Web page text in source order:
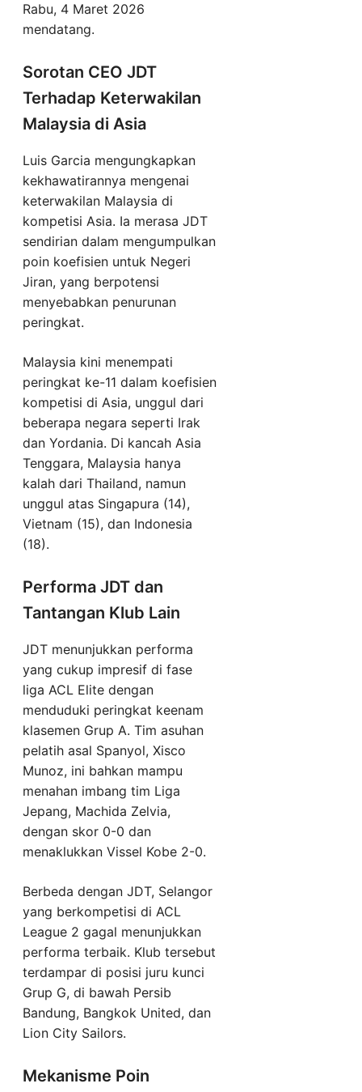
Rabu, 4 Maret 2026
mendatang.
Sorotan CEO JDT
Terhadap Keterwakilan
Malaysia di Asia
Luis Garcia mengungkapkan
kekhawatirannya mengenai
keterwakilan Malaysia di
kompetisi Asia. Ia merasa JDT
sendirian dalam mengumpulkan
poin koefisien untuk Negeri
Jiran, yang berpotensi
menyebabkan penurunan
peringkat.
Malaysia kini menempati
peringkat ke-11 dalam koefisien
kompetisi di Asia, unggul dari
beberapa negara seperti Irak
dan Yordania. Di kancah Asia
Tenggara, Malaysia hanya
kalah dari Thailand, namun
unggul atas Singapura (14),
Vietnam (15), dan Indonesia
(18).
Performa JDT dan
Tantangan Klub Lain
JDT menunjukkan performa
yang cukup impresif di fase
liga ACL Elite dengan
menduduki peringkat keenam
klasemen Grup A. Tim asuhan
pelatih asal Spanyol, Xisco
Munoz, ini bahkan mampu
menahan imbang tim Liga
Jepang, Machida Zelvia,
dengan skor 0-0 dan
menaklukkan Vissel Kobe 2-0.
Berbeda dengan JDT, Selangor
yang berkompetisi di ACL
League 2 gagal menunjukkan
performa terbaik. Klub tersebut
terdampar di posisi juru kunci
Grup G, di bawah Persib
Bandung, Bangkok United, dan
Lion City Sailors.
Mekanisme Poin